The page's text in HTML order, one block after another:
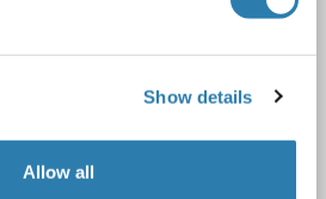
Show details
Allow all